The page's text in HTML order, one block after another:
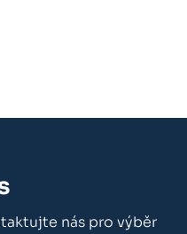
nás pro výběr